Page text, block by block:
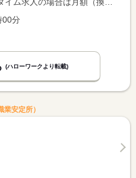
00分
(ハローワークより転載)
安定所）